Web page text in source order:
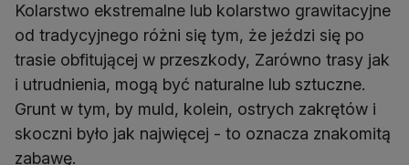
Kolarstwo ekstremalne lub kolarstwo grawitacyjne
od tradycyjnego różni się tym, że jeździ się po
trasie obfitującej w przeszkody, Zarówno trasy jak
i utrudnienia, mogą być naturalne lub sztuczne.
Grunt w tym, by muld, kolein, ostrych zakrętów i
skoczni było jak najwięcej - to oznacza znakomitą
zabawę.